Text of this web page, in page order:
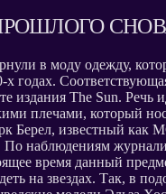
в моду одежду,
х годах.
издания The Sun. Речь
плечами, который
Берел, известный как
По наблюдениям
время данный
на звездах. Так, в